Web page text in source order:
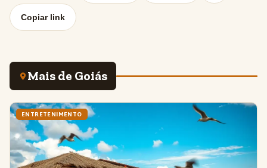
Copiar link
Mais de Goiás
ENTRETENIMENTO